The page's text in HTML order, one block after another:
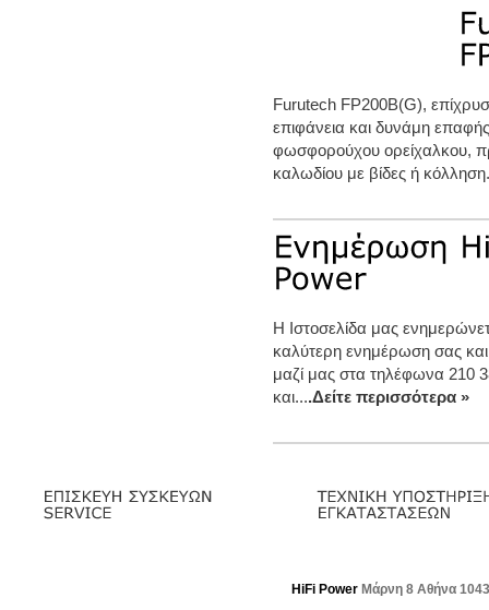
Furutech FP200B(G),
επιφάνεια και δυνάμη
φωσφορούχου ορείχαλκου,
καλωδίου με βίδες ή
Η Ιστοσελίδα μας
καλύτερη ενημέρωση σας
μαζί μας στα τηλέφωνα 210
και....Δείτε περισσότερα »
HiFi Power Μάρνη 8 Αθήνα